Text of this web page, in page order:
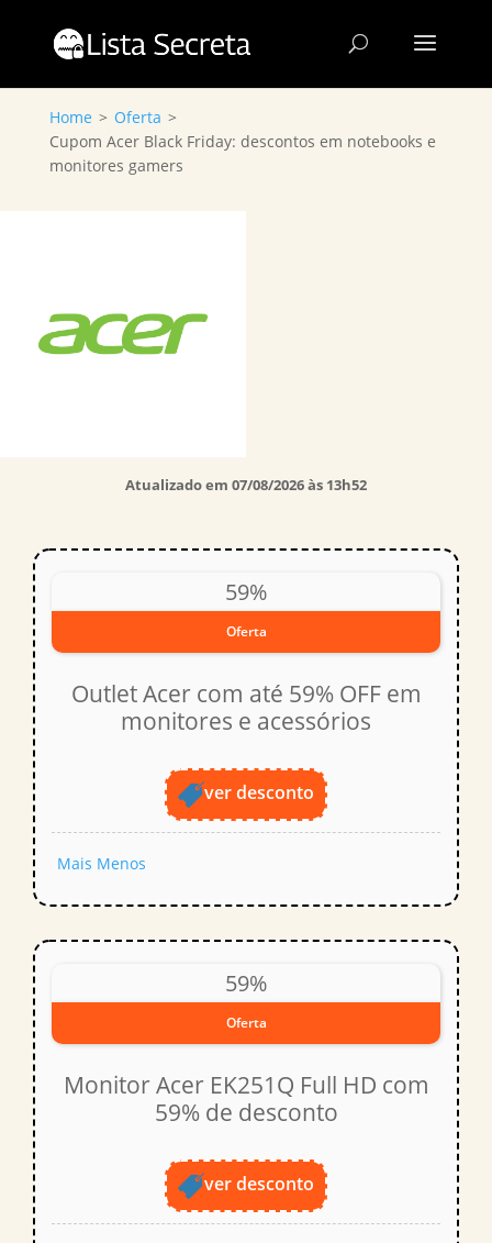
Home > Oferta >
Cupom Acer Black Friday: descontos em notebooks e
monitores gamers
Atualizado em 07/08/2026 às 13h52
59%
Oferta
Outlet Acer com até 59% OFF em
monitores e acessórios
ver desconto
Mais Menos
59%
Oferta
Monitor Acer EK251Q Full HD com
59% de desconto
ver desconto